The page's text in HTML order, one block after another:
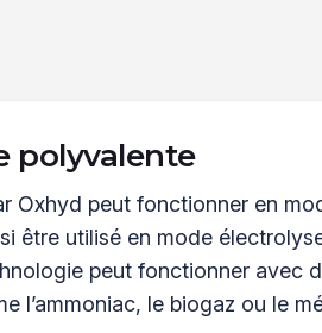
polyvalente
Oxhyd peut fonctionner en
être utilisé en mode
peut fonctionner avec
l’ammoniac, le biogaz ou le